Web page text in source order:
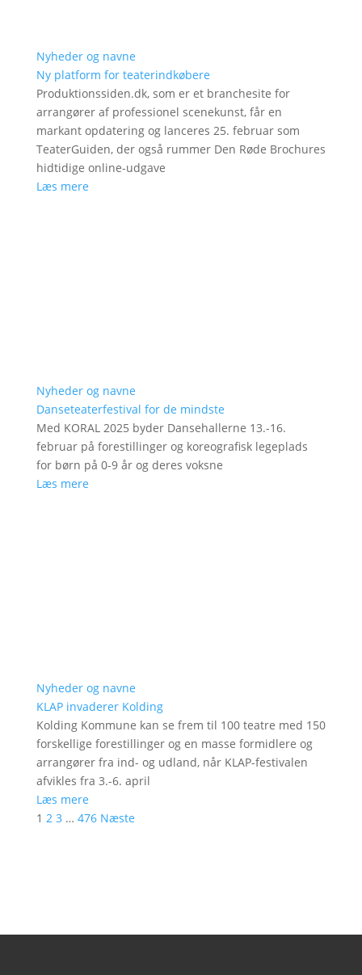
Nyheder og navne
Ny platform for teaterindkøbere
Produktionssiden.dk, som er et branchesite for
arrangører af professionel scenekunst, får en
markant opdatering og lanceres 25. februar som
TeaterGuiden, der også rummer Den Røde Brochures
hidtidige online-udgave
Læs mere
Nyheder og navne
Danseteaterfestival for de mindste
Med KORAL 2025 byder Dansehallerne 13.-16.
februar på forestillinger og koreografisk legeplads
for børn på 0-9 år og deres voksne
Læs mere
Nyheder og navne
KLAP invaderer Kolding
Kolding Kommune kan se frem til 100 teatre med 150
forskellige forestillinger og en masse formidlere og
arrangører fra ind- og udland, når KLAP-festivalen
afvikles fra 3.-6. april
Læs mere
1 2 3 … 476 Næste